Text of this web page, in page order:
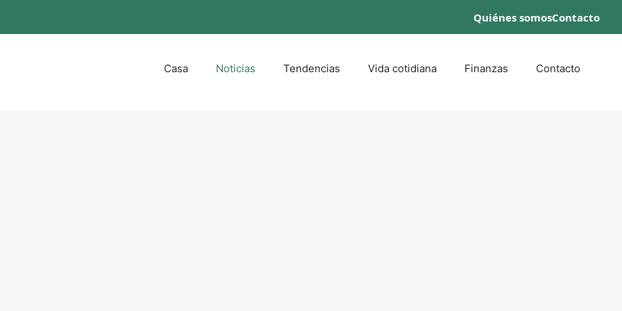
Quiénes somosContacto
Casa Noticias Tendencias Vida cotidiana Finanzas Contacto